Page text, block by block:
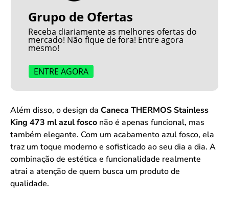
Grupo de Ofertas
Receba diariamente as melhores ofertas do
mercado! Não fique de fora! Entre agora
mesmo!
ENTRE AGORA
Além disso, o design da Caneca THERMOS Stainless
King 473 ml azul fosco não é apenas funcional, mas
também elegante. Com um acabamento azul fosco, ela
traz um toque moderno e sofisticado ao seu dia a dia. A
combinação de estética e funcionalidade realmente
atrai a atenção de quem busca um produto de
qualidade.